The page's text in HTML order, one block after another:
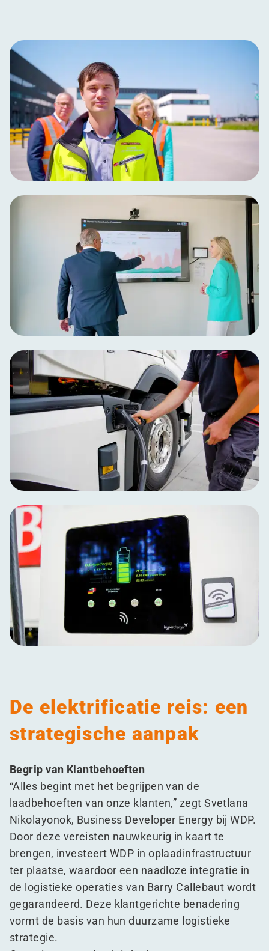
De elektrificatie reis: een
strategische aanpak
Begrip van Klantbehoeften
“Alles begint met het begrijpen van de
laadbehoeften van onze klanten,” zegt Svetlana
Nikolayonok, Business Developer Energy bij WDP.
Door deze vereisten nauwkeurig in kaart te
brengen, investeert WDP in oplaadinfrastructuur
ter plaatse, waardoor een naadloze integratie in
de logistieke operaties van Barry Callebaut wordt
gegarandeerd. Deze klantgerichte benadering
vormt de basis van hun duurzame logistieke
strategie.